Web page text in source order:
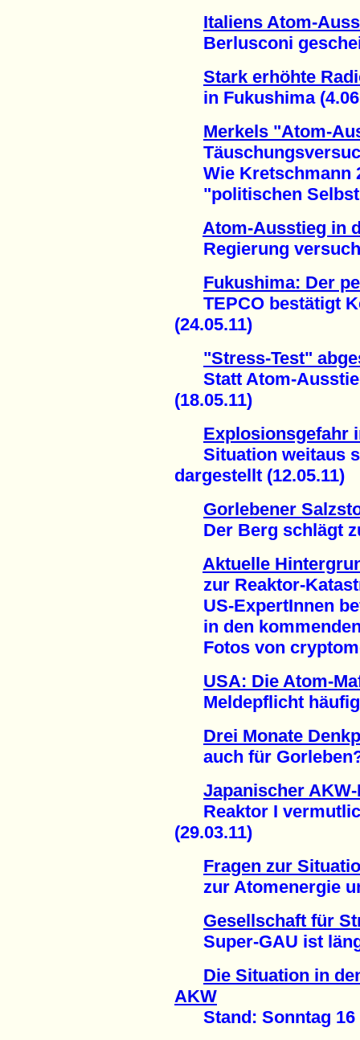
Italiens Atom-
Berlusconi
Stark erhöhte
in Fukushima
Merkels "Atom-
Wie Kretschmann
"politischen
Atom-Ausstieg in
Regierung versucht
Fukushima: Der
TEPCO bestätigt
(24.05.11)
"Stress-Test"
Statt Atom-
(18.05.11)
Explosionsgefahr
Situation weitaus
dargestellt (12.05.11)
Gorlebener
Der Berg schlägt
Aktuelle
zur Reaktor-
US-ExpertInnen
in den kommenden
Fotos von
USA: Die Atom-
Meldepflicht häufig
Drei Monate
auch für Gorleben?
Japanischer
Reaktor I
(29.03.11)
Fragen zur
zur Atomenergie
Gesellschaft für
Super-GAU ist
Die Situation in
AKW
Stand: Sonntag 16